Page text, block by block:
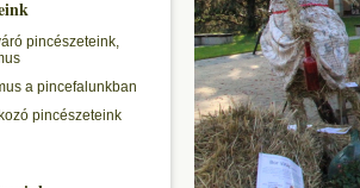
pincészeteink,
a pincefalunkban
pincészeteink